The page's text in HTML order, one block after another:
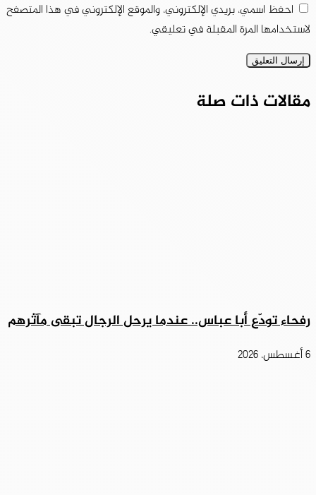
احفظ اسمي، بريدي الإلكتروني، والموقع الإلكتروني في هذا المتصفح
لاستخدامها المرة المقبلة في تعليقي.
مقالات ذات صلة
رفحاء تودّع أبا عباس.. عندما يرحل الرجال تبقى مآثرهم
6 أغسطس، 2026